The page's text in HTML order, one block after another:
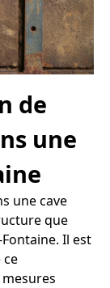
de
une
une cave
que
Il est
ce